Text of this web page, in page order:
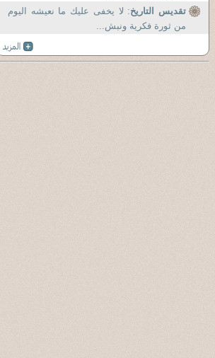
تقديس التاريخ: لا يخفى عليك ما نعيشه اليوم
من ثورة فكرية ونبش...